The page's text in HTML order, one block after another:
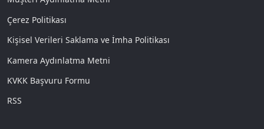
Çerez Politikası
Kişisel Verileri Saklama ve İmha Politikası
Kamera Aydınlatma Metni
KVKK Başvuru Formu
RSS